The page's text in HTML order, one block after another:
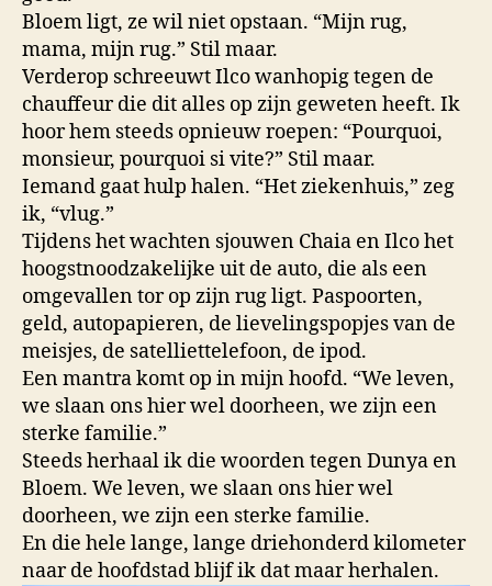
Bloem ligt, ze wil niet opstaan. “Mijn rug,
mama, mijn rug.” Stil maar.
Verderop schreeuwt Ilco wanhopig tegen de
chauffeur die dit alles op zijn geweten heeft. Ik
hoor hem steeds opnieuw roepen: “Pourquoi,
monsieur, pourquoi si vite?” Stil maar.
Iemand gaat hulp halen. “Het ziekenhuis,” zeg
ik, “vlug.”
Tijdens het wachten sjouwen Chaia en Ilco het
hoogstnoodzakelijke uit de auto, die als een
omgevallen tor op zijn rug ligt. Paspoorten,
geld, autopapieren, de lievelingspopjes van de
meisjes, de satelliettelefoon, de ipod.
Een mantra komt op in mijn hoofd. “We leven,
we slaan ons hier wel doorheen, we zijn een
sterke familie.”
Steeds herhaal ik die woorden tegen Dunya en
Bloem. We leven, we slaan ons hier wel
doorheen, we zijn een sterke familie.
En die hele lange, lange driehonderd kilometer
naar de hoofdstad blijf ik dat maar herhalen.